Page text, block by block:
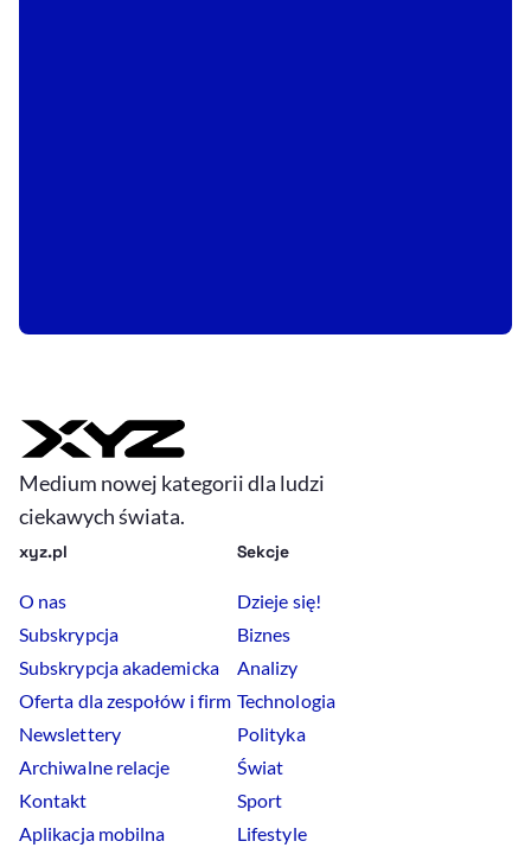
Medium nowej kategorii dla ludzi
ciekawych świata.
xyz.pl
O nas
Subskrypcja
Subskrypcja akademicka
Oferta dla zespołów i firm
Newslettery
Archiwalne relacje
Kontakt
Aplikacja mobilna
Sekcje
Dzieje się!
Biznes
Analizy
Technologia
Polityka
Świat
Sport
Lifestyle